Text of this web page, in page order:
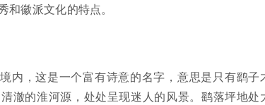
徽派文化的特点。
内，这是一个富有诗意的名字，意思是只有鹞子
澈的淮河源，处处呈现迷人的风景。鹞落坪地处